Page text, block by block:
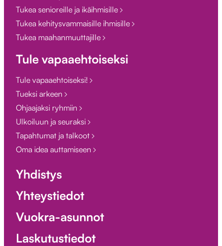
Tukea senioreille ja ikäihmisille
Tukea kehitysvammaisille ihmisille
Tukea maahanmuuttajille
Tule vapaaehtoiseksi
Tule vapaaehtoiseksi!
Tueksi arkeen
Ohjaajaksi ryhmiin
Ulkoiluun ja seuraksi
Tapahtumat ja talkoot
Oma idea auttamiseen
Yhdistys
Yhteystiedot
Vuokra-asunnot
Laskutustiedot